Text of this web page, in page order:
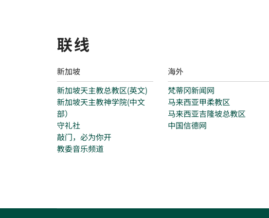
联线
新加坡
新加坡天主教总教区(英文)
新加坡天主教神学院(中文
部）
守礼社
敲门，必为你开
教委音乐频道
海外
梵蒂冈新闻网
马来西亚甲柔教区
马来西亚吉隆坡总教区
中国信德网